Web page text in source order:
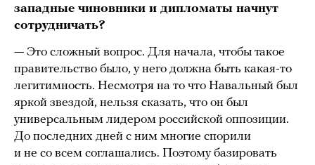
западные чиновники и дипломаты начнут
сотрудничать?
— Это сложный вопрос. Для начала, чтобы такое
правительство было, у него должна быть какая-то
легитимность. Несмотря на то что Навальный был
яркой звездой, нельзя сказать, что он был
универсальным лидером российской оппозиции.
До последних дней с ним многие спорили
и не со всем соглашались. Поэтому базировать